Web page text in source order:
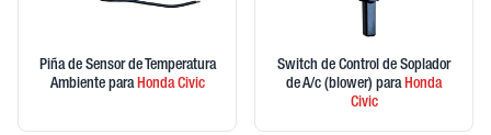
Piña de Sensor de Temperatura
Ambiente paraHondaCivic
Switch de Control de Soplador
de A/c (blower) paraHonda
Civic